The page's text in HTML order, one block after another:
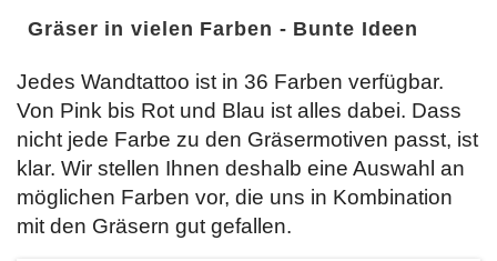
Gräser in vielen Farben - Bunte Ideen
Jedes Wandtattoo ist in 36 Farben verfügbar.
Von Pink bis Rot und Blau ist alles dabei. Dass
nicht jede Farbe zu den Gräsermotiven passt, ist
klar. Wir stellen Ihnen deshalb eine Auswahl an
möglichen Farben vor, die uns in Kombination
mit den Gräsern gut gefallen.